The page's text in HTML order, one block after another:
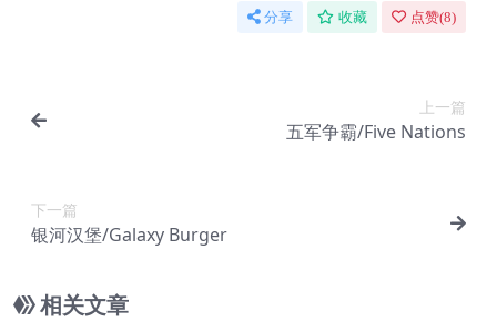
分享 收藏 点赞(8)
上一篇
五军争霸/Five Nations
下一篇
银河汉堡/Galaxy Burger
相关文章